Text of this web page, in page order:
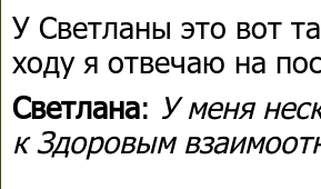
У Светланы это вот
ходу я отвечаю на
Светлана: У меня
к Здоровым